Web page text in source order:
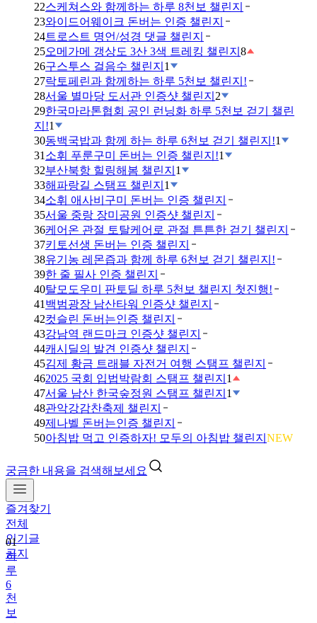
22스케쳐스와 함께하는 하루 8천보 챌린지
23와이드어웨이크 돈버는 인증 챌린지
24트로스트 명언/성경 댓글 챌린지
25오메가메 갱상도 3산 3색 트레킹 챌린지 8
26구스투스 걸음수 챌린지 1
27락토페린과 함께하는 하루 5천보 챌린지!
28서울 별마당 도서관 인증샷 챌린지 2
29한국마라톤협회 공인 런닝화 하루 5천보 걷기 챌린
지!1
30동백국밥과 함께 하는 하루 6천보 걷기 챌린지!1
31 소휘 푸룬구미 돈버는 인증 챌린지!1
32부산북항 힐링해봄 챌린지 1
33해파랑길 스탬프 챌린지 1
34소휘 애사비구미 돈버는 인증 챌린지
35서울 중랑 장미공원 인증샷 챌린지
36케어온 관절 토탈케어로 관절 튼튼한 걷기 챌린지
37키토선생 돈버는 인증 챌린지
38유기농 레몬즙과 함께 하루 6천보 걷기 챌린지!
39한 줄 필사 인증 챌린지
40탈모도우미 판토딜 하루 5천보 챌린지 첫진행!
41 백범광장 남산타워 인증샷 챌린지
42컷슬린 돈버는인증 챌린지
43강남역 랜드마크 인증샷 챌린지
44캐시딜의 발견 인증샷 챌린지
45김제 황금 트래블 자전거 여행 스탬프 챌린지
462025 국회 입법박람회 스탬프 챌린지 1
47서울 남산 한국숲정원 스탬프 챌린지 1
48관악강감찬축제 챌린지
49제나벨 돈버는인증 챌린지
50아침밥 먹고 인증하자! 모두의 아침밥 챌린지 NEW
궁금한 내용을 검색해보세요
즐겨찾기
전체
인기글
공지
01
하
루
6
천
보